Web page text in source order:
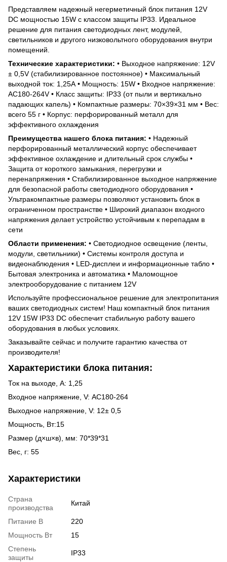
Представляем надежный негерметичный блок питания 12V
DC мощностью 15W с классом защиты IP33. Идеальное
решение для питания светодиодных лент, модулей,
светильников и другого низковольтного оборудования внутри
помещений.
Технические характеристики: • Выходное напряжение: 12V
± 0,5V (стабилизированное постоянное) • Максимальный
выходной ток: 1,25А • Мощность: 15W • Входное напряжение:
AC180-264V • Класс защиты: IP33 (от пыли и вертикально
падающих капель) • Компактные размеры: 70×39×31 мм • Вес:
всего 55 г • Корпус: перфорированный металл для
эффективного охлаждения
Преимущества нашего блока питания: • Надежный
перфорированный металлический корпус обеспечивает
эффективное охлаждение и длительный срок службы •
Защита от короткого замыкания, перегрузки и
перенапряжения • Стабилизированное выходное напряжение
для безопасной работы светодиодного оборудования •
Ультракомпактные размеры позволяют установить блок в
ограниченном пространстве • Широкий диапазон входного
напряжения делает устройство устойчивым к перепадам в
сети
Области применения: • Светодиодное освещение (ленты,
модули, светильники) • Системы контроля доступа и
видеонаблюдения • LED-дисплеи и информационные табло •
Бытовая электроника и автоматика • Маломощное
электрооборудование с питанием 12V
Используйте профессиональное решение для электропитания
ваших светодиодных систем! Наш компактный блок питания
12V 15W IP33 DC обеспечит стабильную работу вашего
оборудования в любых условиях.
Заказывайте сейчас и получите гарантию качества от
производителя!
Характеристики блока питания:
Ток на выходе, А: 1,25
Входное напряжение, V: AC180-264
Выходное напряжение, V: 12± 0,5
Мощность, Вт:15
Размер (д×ш×в), мм: 70*39*31
Вес, г: 55
Характеристики
Страна
производства
Китай
Питание В
220
Мощность Вт
15
Степень
защиты
IP33